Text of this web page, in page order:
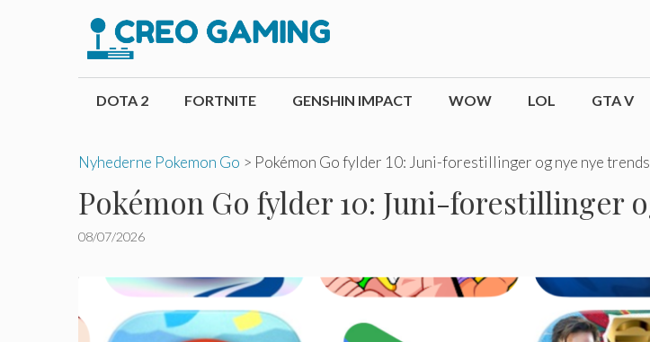
DOTA 2 FORTNITE GENSHIN IMPACT WOW LOL GTA V
Nyhederne Pokemon Go > Pokémon Go fylder 10: Juni-forestillinger og nye nye
Pokémon Go fylder 10: Juni-forestillinger
08/07/2026